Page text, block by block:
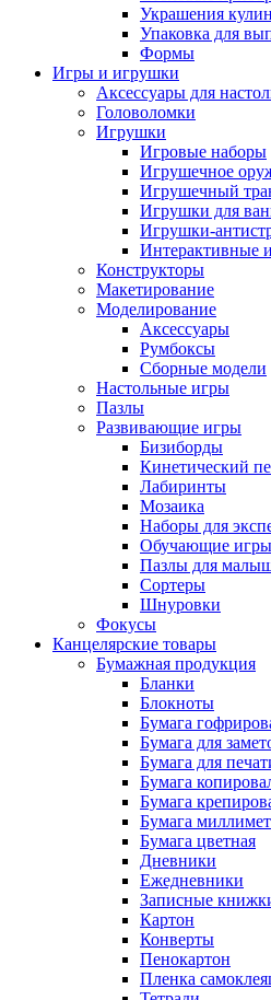
Украшения
Упаковка для
Формы
Игры и игрушки
Аксессуары для
Головоломки
Игрушки
Игровые наборы
Игрушечное
Игрушечный
Игрушки для
Игрушки-
Интерактивные
Конструкторы
Макетирование
Моделирование
Аксессуары
Румбоксы
Сборные модели
Настольные игры
Пазлы
Развивающие игры
Бизиборды
Кинетический
Лабиринты
Мозаика
Наборы для
Обучающие игры
Пазлы для
Сортеры
Шнуровки
Фокусы
Канцелярские товары
Бумажная продукция
Бланки
Блокноты
Бумага
Бумага для
Бумага для
Бумага
Бумага
Бумага
Бумага цветная
Дневники
Ежедневники
Записные
Картон
Конверты
Пенокартон
Пленка